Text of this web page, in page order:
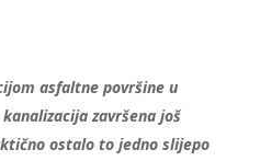
asfaltne površine u
završena još
ostalo to jedno slijepo